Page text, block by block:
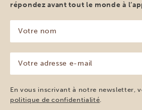
répondez avant tout le monde à
nom
(Nécessaire)
adresse
e-
mail
(Nécessaire)
En vous inscrivant à notre newsletter,
politique de confidentialité